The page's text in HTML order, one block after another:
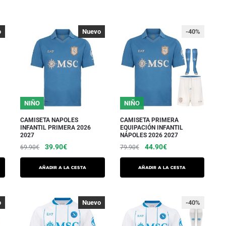
NIÑO
Nuevo
CAMISETA NAPOLES
INFANTIL PRIMERA 2026
2027
69.90€
El
precio
inicial
era:
39.90€El
precio
actual
es:
Añadir a la cesta
producto
variaciones.
NIÑO
-40%
CAMISETA PRIMERA
EQUIPACIÓN INFANTIL
NÁPOLES 2026 2027
79.90€
El
precio
inicial
era:
44.90€El
precio
actual
es:
Añadir a la cesta
producto
variaciones.
Nuevo -40%